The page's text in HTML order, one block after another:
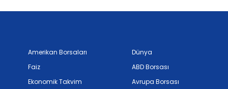
Amerikan Borsaları
Faiz
Ekonomik Takvim
Dünya
ABD Borsası
Avrupa Borsası